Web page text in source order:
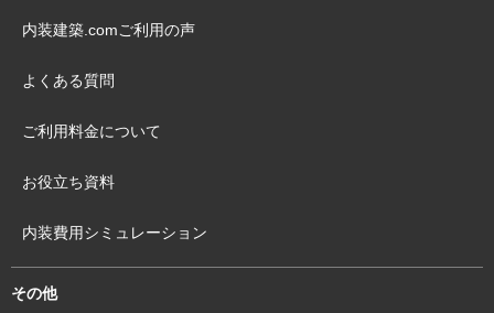
内装建築.comご利用の声
よくある質問
ご利用料金について
お役立ち資料
内装費用シミュレーション
その他